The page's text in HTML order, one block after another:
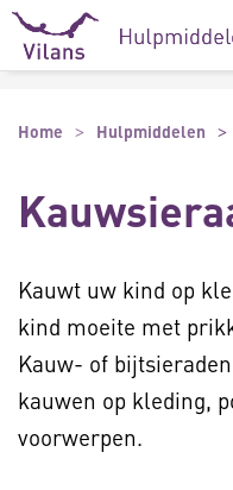
Naar hoofdinhoud
Naar footer
Home Hulpmiddelen
Kauwt uw kind op
kind moeite met
Kauw- of
kauwen op kleding,
voorwerpen.